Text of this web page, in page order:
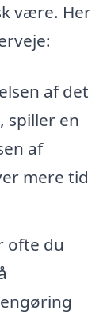
være. Her
af det
spiller en
af
mere tid
ofte du